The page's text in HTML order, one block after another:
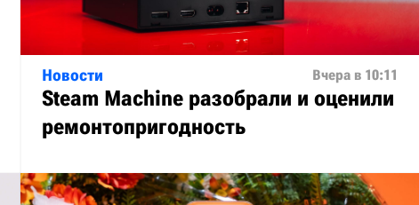
Новости Вчера в 10:11
Steam Machine разобрали и оценили
ремонтопригодность